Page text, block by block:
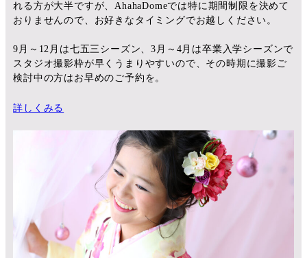
れる方が大半ですが、AhahaDomeでは特に期間制限を決めて
おりませんので、お好きなタイミングでお越しください。
9月～12月は七五三シーズン、3月～4月は卒業入学シーズンで
スタジオ撮影枠が早くうまりやすいので、その時期に撮影ご
検討中の方はお早めのご予約を。
詳しくみる